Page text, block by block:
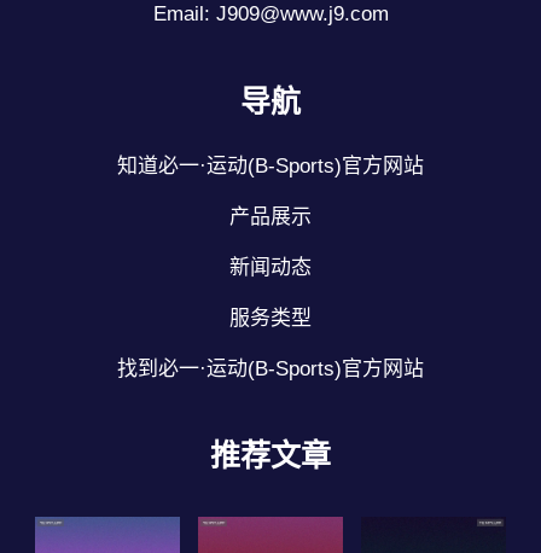
Email: J909@www.j9.com
导航
知道必一·运动(B-Sports)官方网站
产品展示
新闻动态
服务类型
找到必一·运动(B-Sports)官方网站
推荐文章